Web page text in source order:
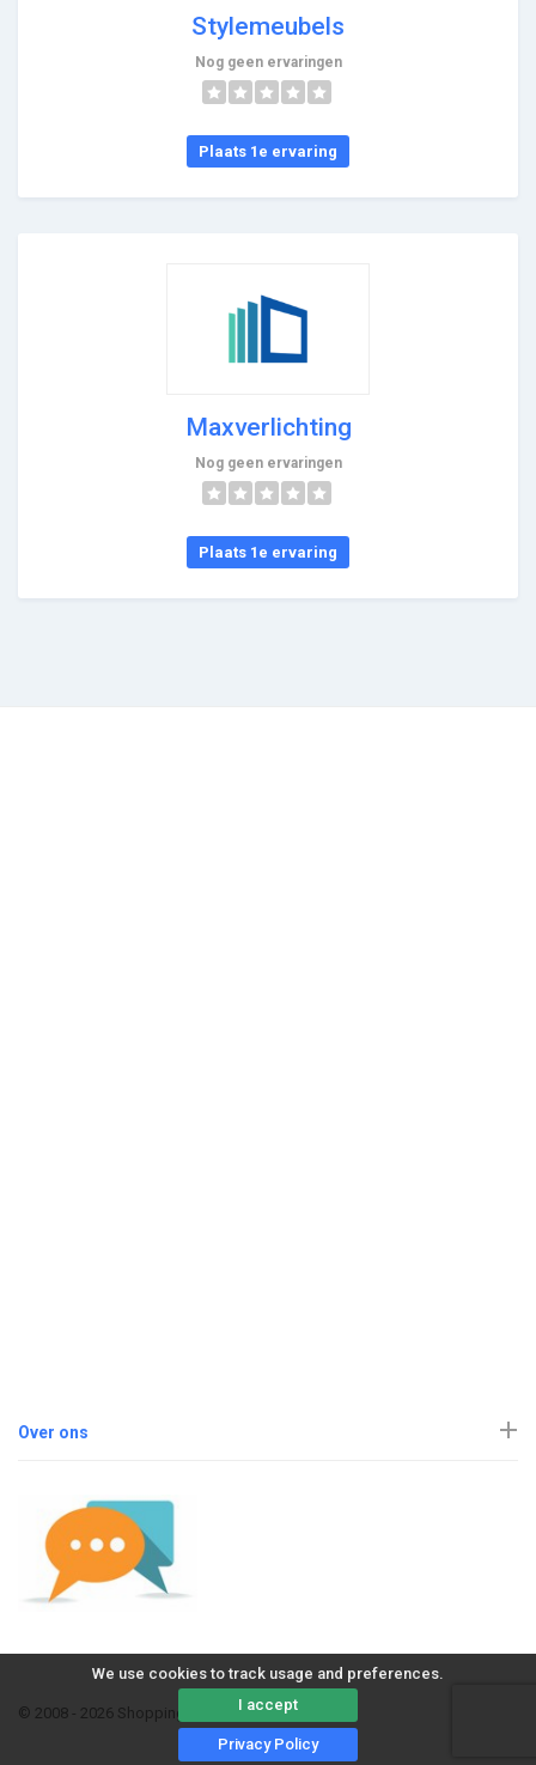
We use cookies to track usage and preferences.
I accept
Privacy Policy
Stylemeubels
Nog geen ervaringen
Plaats 1e ervaring
Maxverlichting
Nog geen ervaringen
Plaats 1e ervaring
Over ons
© 2008 - 2026 ShoppingErvaring